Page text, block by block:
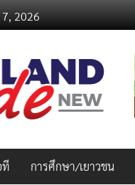
2026
ที การศึกษา/เยาวชน